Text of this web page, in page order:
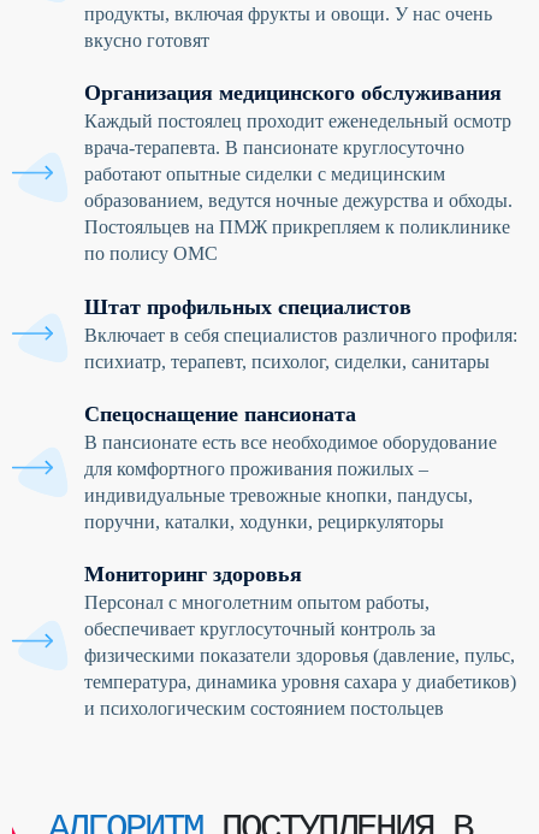
продукты, включая фрукты и овощи. У нас очень
вкусно готовят
Организация медицинского обслуживания
Каждый постоялец проходит еженедельный осмотр
врача-терапевта. В пансионате круглосуточно
работают опытные сиделки с медицинским
образованием, ведутся ночные дежурства и обходы.
Постояльцев на ПМЖ прикрепляем к поликлинике
по полису ОМС
Штат профильных специалистов
Включает в себя специалистов различного профиля:
психиатр, терапевт, психолог, сиделки, санитары
Спецоснащение пансионата
В пансионате есть все необходимое оборудование
для комфортного проживания пожилых –
индивидуальные тревожные кнопки, пандусы,
поручни, каталки, ходунки, рециркуляторы
Мониторинг здоровья
Персонал с многолетним опытом работы,
обеспечивает круглосуточный контроль за
физическими показатели здоровья (давление, пульс,
температура, динамика уровня сахара у диабетиков)
и психологическим состоянием постольцев